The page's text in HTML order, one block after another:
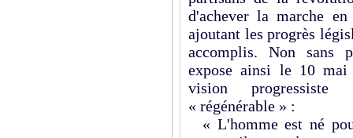
d'achever la marche
ajoutant les progrès
accomplis. Non sans
expose ainsi le 10 mai
vision progressiste
« régénérable » :
« L'homme est né